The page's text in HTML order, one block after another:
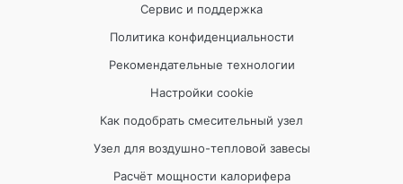
Сервис и поддержка
Политика конфиденциальности
Рекомендательные технологии
Настройки cookie
Как подобрать смесительный узел
Узел для воздушно-тепловой завесы
Расчёт мощности калорифера